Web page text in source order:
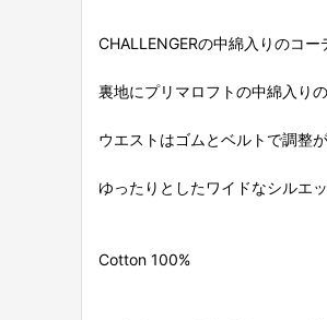
CHALLENGERの中綿入りのコー
裏地にプリマロフトの中綿入り
ウエストはゴムとベルトで調整
ゆったりとしたワイドなシルエ
Cotton 100%